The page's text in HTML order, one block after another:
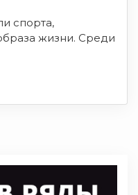
спорта,
жизни. Среди